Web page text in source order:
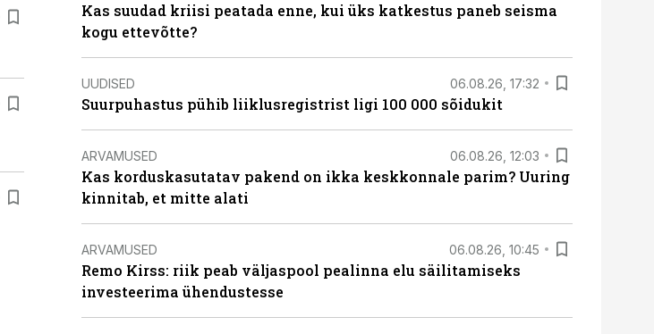
Kas suudad kriisi peatada enne, kui üks katkestus paneb seisma
kogu ettevõtte?
UUDISED 06.08.26, 17:32
Suurpuhastus pühib liiklusregistrist ligi 100 000 sõidukit
ARVAMUSED 06.08.26, 12:03
Kas korduskasutatav pakend on ikka keskkonnale parim? Uuring
kinnitab, et mitte alati
ARVAMUSED 06.08.26, 10:45
Remo Kirss: riik peab väljaspool pealinna elu säilitamiseks
investeerima ühendustesse